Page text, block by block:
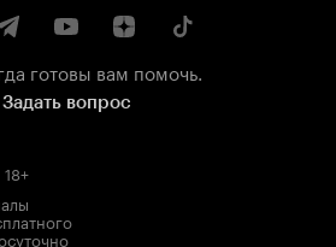
готовы вам помочь.
Задать вопрос
18+